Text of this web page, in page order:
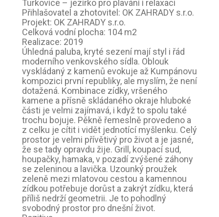
Turkovice – jezírko pro plavání i relaxaci
Přihlašovatel a zhotovitel: OK ZAHRADY s.r.o.
Projekt: OK ZAHRADY s.r.o.
Celková vodní plocha: 104 m2
Realizace: 2019
Úhledná paluba, kryté sezení mají styl i řád
moderního venkovského sídla. Oblouk
vyskládaný z kamenů evokuje až Kumpánovu
kompozici první republiky, ale myslím, že není
dotažená. Kombinace zídky, vršeného
kamene a přísně skládaného okraje hluboké
části je velmi zajímavá, i když to spolu také
trochu bojuje. Pěkně řemeslně provedeno a
z celku je cítit i vidět jednotící myšlenku. Celý
prostor je velmi přívětivý pro život a je jasné,
že se tady opravdu žije. Grill, koupací sud,
houpačky, hamaka, v pozadí zvýšené záhony
se zeleninou a lavička. Uzounký proužek
zeleně mezi mlatovou cestou a kamennou
zídkou potřebuje dorůst a zakrýt zídku, která
příliš nedrží geometrii. Je to pohodlný
svobodný prostor pro dnešní život.